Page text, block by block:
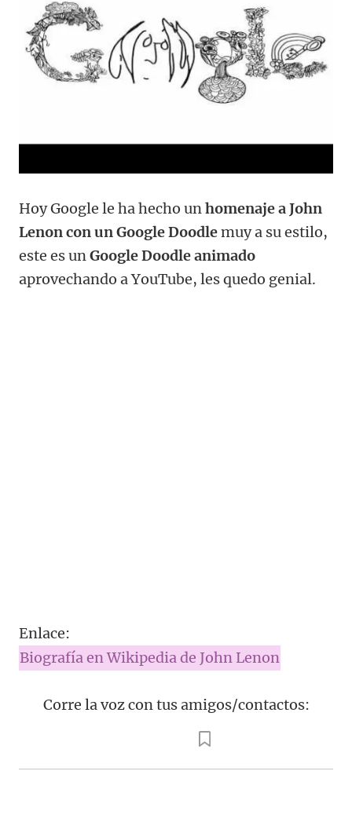
Hoy Google le ha hecho unhomenaje a John
Lenon con un Google Doodlemuy a su estilo,
este es unGoogle Doodle animado
aprovechando a YouTube, les quedo genial.
Enlace:
Biografía en Wikipedia de John Lenon
Corre la voz con tus amigos/contactos: